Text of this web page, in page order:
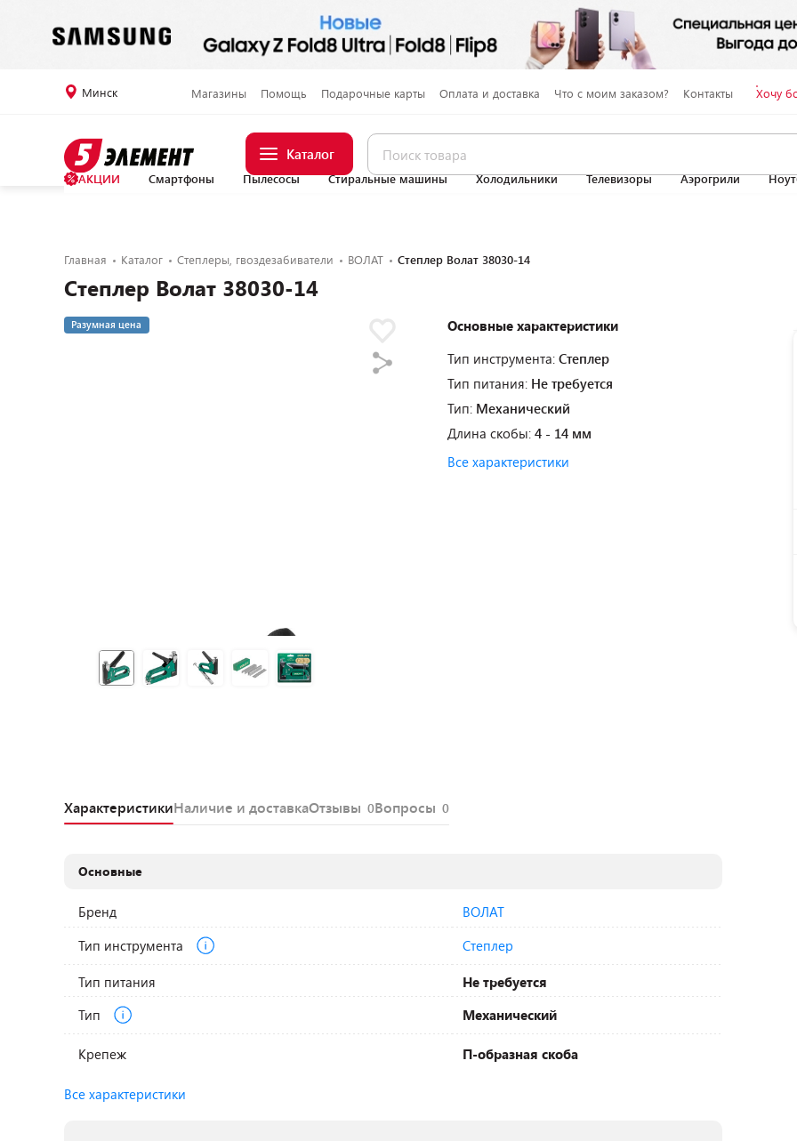
Минск Магазины Помощь Подарочные карты Оплата и доставка Что с моим заказом? Контакты Хочу
Каталог
АКЦИИ Смартфоны Пылесосы Стиральные машины Холодильники Телевизоры Аэрогрили
Главная Каталог Степлеры, гвоздезабиватели ВОЛАТ Степлер Волат 38030-14
Степлер Волат 38030-14
Разумная цена
Основные характеристики
Тип инструмента: Степлер
Тип питания: Не требуется
Тип: Механический
Длина скобы: 4 - 14 мм
Все характеристики
ХарактеристикиНаличие и доставкаОтзывы 0Вопросы 0
Основные
Бренд
ВОЛАТ
Тип инструмента
Степлер
Тип питания
Не требуется
Тип
Механический
Крепеж П-образная скоба
Все характеристики